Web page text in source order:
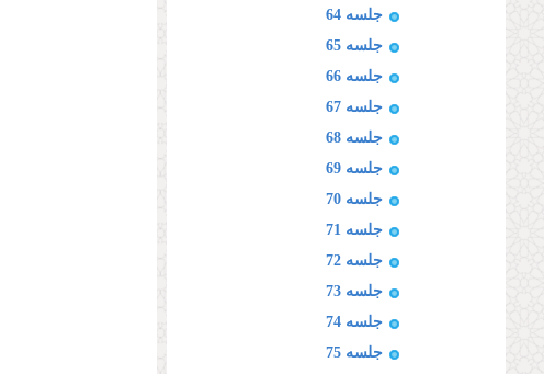
جلسه 64
جلسه 65
جلسه 66
جلسه 67
جلسه 68
جلسه 69
جلسه 70
جلسه 71
جلسه 72
جلسه 73
جلسه 74
جلسه 75